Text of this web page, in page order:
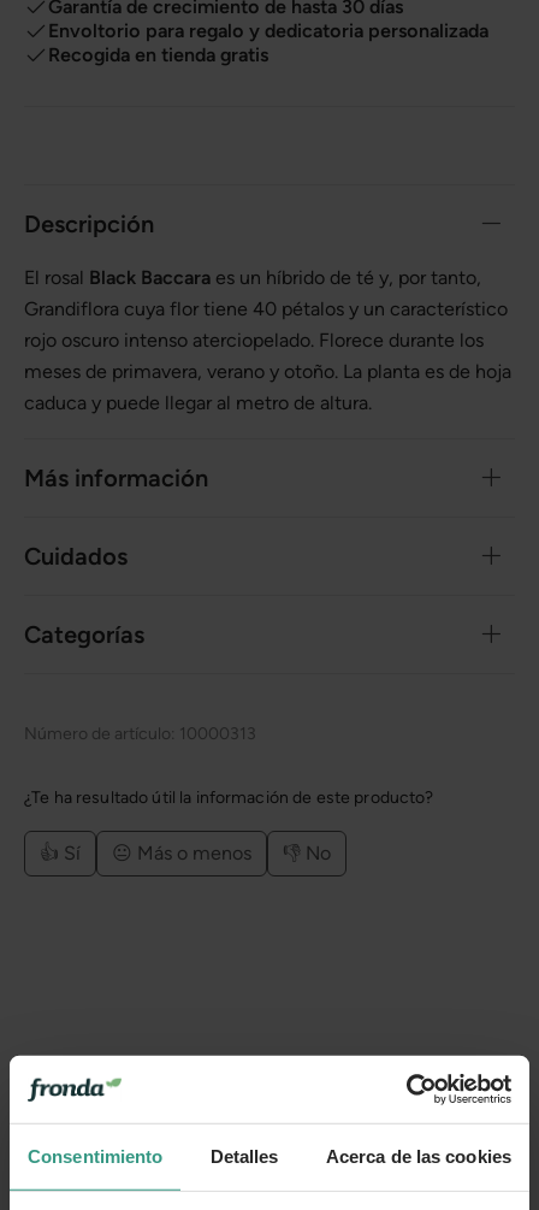
Consentimiento Detalles Acerca de las cookies
Garantía de crecimiento de hasta 30 días
Envoltorio para regalo y dedicatoria personalizada
Recogida en tienda gratis
Descripción
El rosal Black Baccara es un híbrido de té y, por tanto,
Grandiflora cuya flor tiene 40 pétalos y un característico
rojo oscuro intenso aterciopelado. Florece durante los
meses de primavera, verano y otoño. La planta es de hoja
caduca y puede llegar al metro de altura.
Más información
Cuidados
Categorías
Número de artículo: 10000313
¿Te ha resultado útil la información de este producto?
👍 Sí 😐 Más o menos 👎 No